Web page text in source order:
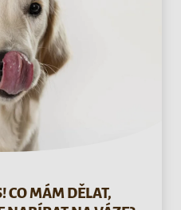
CO MÁM DĚLAT,